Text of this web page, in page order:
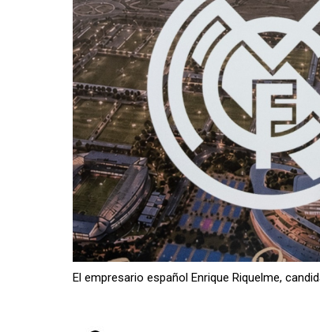
El empresario español Enrique Riquelme,